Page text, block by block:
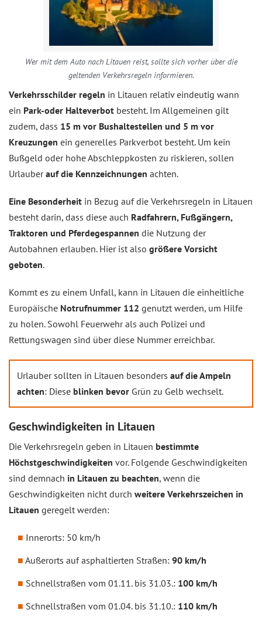
Wer mit dem Auto nach Litauen reist, sollte sich vorher über die
geltenden Verkehrsregeln informieren.
Verkehrsschilder regeln in Litauen relativ eindeutig wann
ein Park-oder Halteverbot besteht. Im Allgemeinen gilt
zudem, dass 15 m vor Bushaltestellen und 5 m vor
Kreuzungen ein generelles Parkverbot besteht. Um kein
Bußgeld oder hohe Abschleppkosten zu riskieren, sollen
Urlauberauf die Kennzeichnungen achten.
Eine Besonderheit in Bezug auf die Verkehrsregeln in Litauen
besteht darin, dass diese auch Radfahrern, Fußgängern,
Traktoren und Pferdegespannen die Nutzung der
Autobahnen erlauben. Hier ist also größere Vorsicht
geboten.
Kommt es zu einem Unfall, kann in Litauen die einheitliche
Europäische Notrufnummer 112 genutzt werden, um Hilfe
zu holen. Sowohl Feuerwehr als auch Polizei und
Rettungswagen sind über diese Nummer erreichbar.
Urlauber sollten in Litauen besonders auf die Ampeln
achten: Diese blinken bevor Grün zu Gelb wechselt.
Geschwindigkeiten in Litauen
Die Verkehrsregeln geben in Litauen bestimmte
Höchstgeschwindigkeiten vor. Folgende Geschwindigkeiten
sind demnach in Litauen zu beachten, wenn die
Geschwindigkeiten nicht durch weitere Verkehrszeichen in
Litauen geregelt werden:
Innerorts: 50 km/h
Außerorts auf asphaltierten Straßen: 90 km/h
Schnellstraßen vom 01.11. bis 31.03.: 100 km/h
Schnellstraßen vom 01.04. bis 31.10.: 110 km/h